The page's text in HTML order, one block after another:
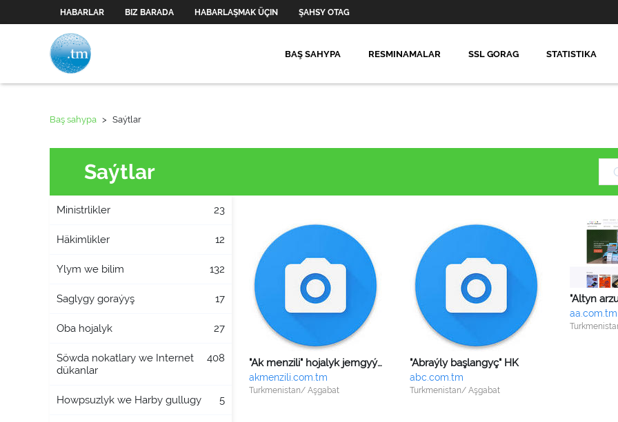
HABARLAR BIZ BARADA HABARLAŞMAK ÜÇIN ŞAHSY OTAG
BAŞ SAHYPA RESMINAMALAR SSL GORAG STATISTIKA
Baş sahypa > Saýtlar
Saýtlar
Ministrlikler 23
Häkimlikler 12
Ylym we bilim 132
Saglygy goraýyş 17
Oba hojalyk 27
Söwda nokatlary we Internet
dükanlar
408
Howpsuzlyk we Harby gullugy 5
"Ak menzili" hojalyk jemgyýeti
akmenzili.com.tm
Turkmenistan/ Aşgabat
"Abraýly başlangyç" HK
abc.com.tm
Turkmenistan/ Aşgabat
"Altyn
aa.com.tm